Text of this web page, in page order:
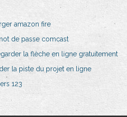
amazon fire
de passe comcast
la flèche en ligne gratuitement
la piste du projet en ligne
123